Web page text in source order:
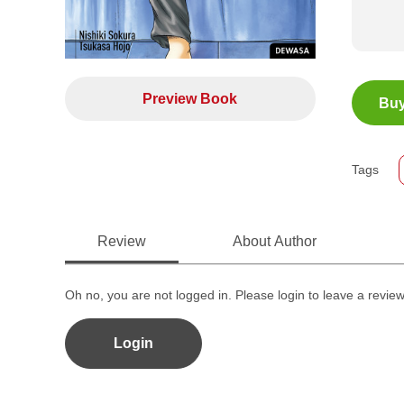
Preview Book
ISBN
Size
Tags
Review About Author
Oh no, you are not logged in. Please login to leave a review
Login